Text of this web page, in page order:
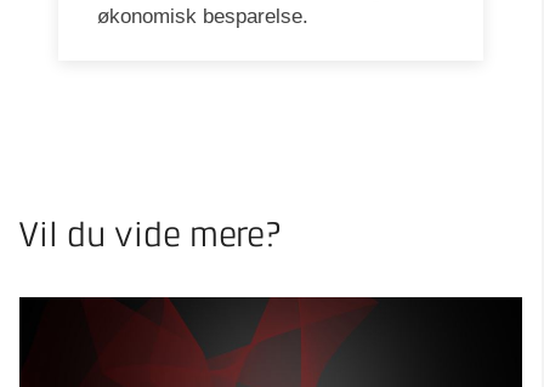
økonomisk besparelse.
Vil du vide mere?